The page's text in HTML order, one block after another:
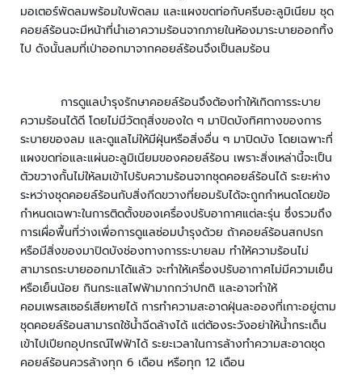
เ
ส
ริ
ที่
จ
อ
ด
อั
ต
โ
น
มั
ร
ะ
บ
บ
ล
มอเตอร์พัดลมพร้อมใบพัดลม และแผงขดท่อกับครีบอะลูมิเนียม ชุด
คอยล์ร้อนจะมีหน้าที่นำเอาความร้อนจากภายในห้องมาระบายออกทิ้ง
ไป ดังนั้นลมที่เป่าออกมาจากคอยล์ร้อนจึงเป็นลมร้อน
การดูแลบำรุงรักษาคอยล์ร้อนจึงต้องทำให้เกิดการระบาย
ความร้อนได้ดี โดยไม่มีวัตถุสิ่งของใด ๆ มาปิดบังทิศทางของการ
ระบายของลม และดูแลไม่ให้มีฝุ่นหรือสิ่งอื่น ๆ มาปิดบัง โดยเฉพาะที่
แผงขดท่อและแผ่นอะลูมิเนียมของคอยล์ร้อน เพราะสิ่งเหล่านี้จะเป็น
ตัวขวางกั้นไม่ให้ลมเข้าไปรับความร้อนจากชุดคอยล์ร้อนได้ ระยะห่าง
ระหว่างชุดคอยล์ร้อนกับสิ่งกีดขวางที่ยอมรับได้จะถูกกำหนดโดยข้อ
กำหนดเฉพาะในการติดตั้งของเครื่องปรับอากาศแต่ละรุ่น ซึ่งรวมถึง
การเผื่อพื้นที่ว่างเพื่อการดูแลซ่อมบำรุงด้วย ถ้าคอยล์ร้อนสกปรก
หรือมีสิ่งของมาปิดบังช่องทางการระบายลม ทำให้ความร้อนไม่
สามารถระบายออกมาได้แล้ว จะทำให้เครื่องปรับอากาศไม่มีความเย็น
หรือเย็นน้อย กินกระแสไฟฟ้ามากกว่าปกติ และอาจทำให้
คอมเพรสเซอร์เสียหายได้ การทำความสะอาดฝุ่นละอองที่เกาะอยู่ตาม
ชุดคอยล์ร้อนสามารถใช้น้ำฉีดล้างได้ แต่ต้องระวังอย่าให้น้ำกระเด็น
เข้าไปเปียกอุปกรณ์ไฟฟ้าได้ ระยะเวลาในการล้างทำความสะอาดชุด
คอยล์ร้อนควรล้างทุก 6 เดือน หรือทุก 12 เดือน